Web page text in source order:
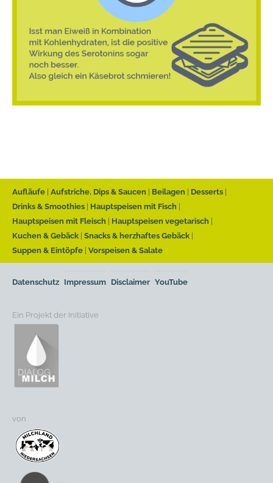
Aufläufe Aufstriche, Dips & Saucen Beilagen
Desserts
Drinks & Smoothies
Hauptspeisen mit Fisch
Hauptspeisen mit Fleisch
Hauptspeisen vegetarisch
Kuchen & Gebäck Snacks & herzhaftes Gebäck
Suppen & Eintöpfe Vorspeisen & Salate
Datenschutz Impressum Disclaimer YouTube
Ein Projekt der Initiative
von